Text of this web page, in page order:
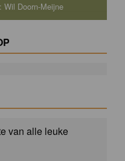
Wil Doorn-Meijne
van alle leuke